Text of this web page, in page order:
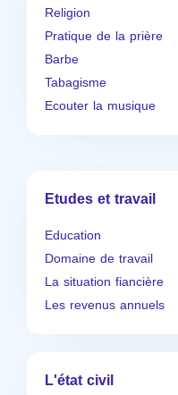
Religion
Pratique de la prière
Barbe
Tabagisme
Ecouter la musique
Etudes et travail
Education
Domaine de travail
La situation fiancière
Les revenus annuels
L'état civil